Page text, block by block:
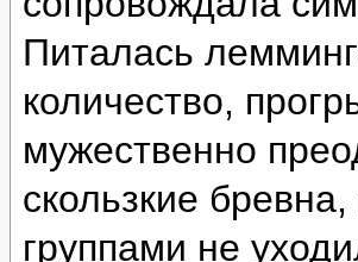
Питалась
количество,
мужественно
скользкие
группами не